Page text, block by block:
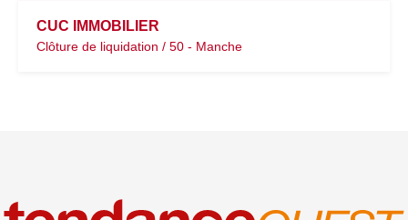
CUC IMMOBILIER
Clôture de liquidation / 50 - Manche